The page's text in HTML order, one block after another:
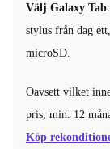
Välj Galaxy Tab
stylus från dag
microSD.
Oavsett vilket
pris, min. 12
Köp